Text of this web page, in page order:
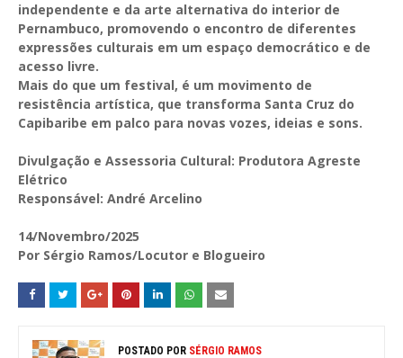
independente e da arte alternativa do interior de
Pernambuco, promovendo o encontro de diferentes
expressões culturais em um espaço democrático e de
acesso livre.
Mais do que um festival, é um movimento de
resistência artística, que transforma Santa Cruz do
Capibaribe em palco para novas vozes, ideias e sons.
Divulgação e Assessoria Cultural: Produtora Agreste
Elétrico
Responsável: André Arcelino
14/Novembro/2025
Por Sérgio Ramos/Locutor e Blogueiro
POSTADO POR SÉRGIO RAMOS